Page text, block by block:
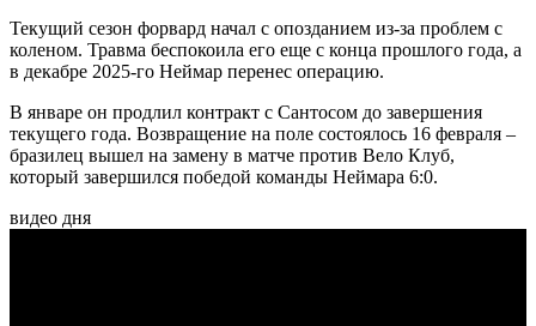
Текущий сезон форвард начал с опозданием из-за проблем с
коленом. Травма беспокоила его еще с конца прошлого года, а
в декабре 2025-го Неймар перенес операцию.
В январе он продлил контракт с Сантосом до завершения
текущего года. Возвращение на поле состоялось 16 февраля –
бразилец вышел на замену в матче против Вело Клуб,
который завершился победой команды Неймара 6:0.
видео дня